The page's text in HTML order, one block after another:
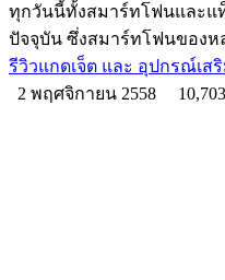
ทุกวันนี้ทั้งสมาร์ทโฟนและแ
ปัจจุบัน ซึ่งสมาร์ทโฟนของหล
รีวิวแกดเจ็ต และ อุปกรณ์เส
2 พฤศจิกายน 2558
10,703